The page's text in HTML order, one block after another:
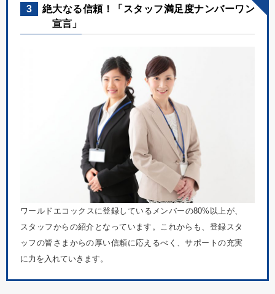
3
絶大なる信頼！「スタッフ満足度ナンバーワン
宣言」
ワールドエコックスに登録しているメンバーの80%以上が、
スタッフからの紹介となっています。これからも、登録スタ
ッフの皆さまからの厚い信頼に応えるべく、サポートの充実
に力を入れていきます。